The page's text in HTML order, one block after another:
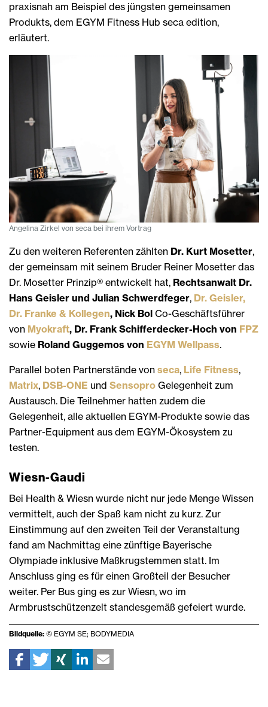
praxisnah am Beispiel des jüngsten gemeinsamen
Produkts, dem EGYM Fitness Hub seca edition,
erläutert.
Angelina Zirkel von seca bei ihrem Vortrag
Zu den weiteren Referenten zählten Dr. Kurt Mosetter,
der gemeinsam mit seinem Bruder Reiner Mosetter das
Dr. Mosetter Prinzip® entwickelt hat, Rechtsanwalt Dr.
Hans Geisler und Julian Schwerdfeger, Dr. Geisler,
Dr. Franke & Kollegen, Nick Bol Co-Geschäftsführer
von Myokraft, Dr. Frank Schifferdecker-Hoch von FPZ
sowie Roland Guggemos von EGYM Wellpass.
Parallel boten Partnerstände von seca, Life Fitness,
Matrix, DSB-ONE und Sensopro Gelegenheit zum
Austausch. Die Teilnehmer hatten zudem die
Gelegenheit, alle aktuellen EGYM-Produkte sowie das
Partner-Equipment aus dem EGYM-Ökosystem zu
testen.
Wiesn-Gaudi
Bei Health & Wiesn wurde nicht nur jede Menge Wissen
vermittelt, auch der Spaß kam nicht zu kurz. Zur
Einstimmung auf den zweiten Teil der Veranstaltung
fand am Nachmittag eine zünftige Bayerische
Olympiade inklusive Maßkrugstemmen statt. Im
Anschluss ging es für einen Großteil der Besucher
weiter. Per Bus ging es zur Wiesn, wo im
Armbrustschützenzelt standesgemäß gefeiert wurde.
Bildquelle: © EGYM SE; BODYMEDIA